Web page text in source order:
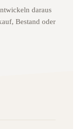
daraus
Bestand oder